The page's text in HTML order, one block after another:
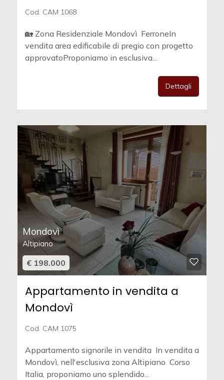
Cod. CAM 1068
🏡 Zona Residenziale Mondovì  FerroneIn
vendita area edificabile di pregio con progetto
approvatoProponiamo in esclusiva...
Dettagli
Mondovì
Altipiano
€ 198.000
Appartamento in vendita a
Mondovì
Cod. CAM 1075
Appartamento signorile in vendita  In vendita a
Mondovì, nell'esclusiva zona Altipiano  Corso
Italia, proponiamo uno splendido...